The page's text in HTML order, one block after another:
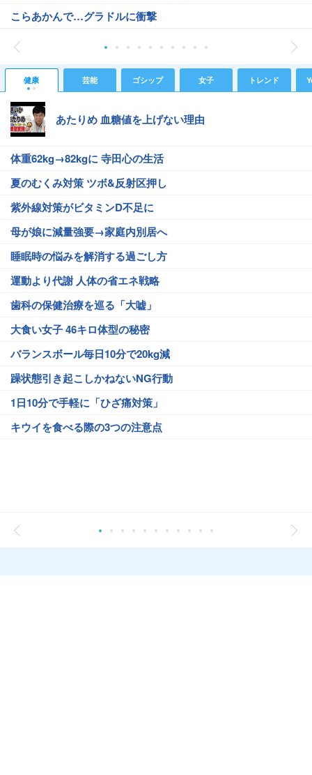
こらあかんで…グラドルに衝撃
健康 芸能 ゴシップ 女子 トレンド
あたりめ 血糖値を上げない理由
体重62kg→82kgに 寺田心の生活
夏のむくみ対策 ツボ&反射区押し
紫外線対策がビタミンD不足に
母が娘に減量強要→家庭内別居へ
睡眠時の悩みを解消する過ごし方
運動より代謝 人体の省エネ戦略
歯科の保健治療を巡る「大嘘」
大食い女子 46キロ体型の秘密
バランスボール毎日10分で20kg減
躁状態引き起こしかねないNG行動
1日10分で手軽に「ひざ痛対策」
キウイを食べる際の3つの注意点